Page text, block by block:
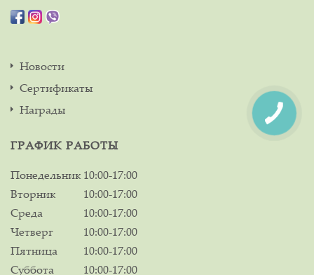
Новости
Сертификаты
Награды
ГРАФИК РАБОТЫ
Понедельник 10:00-17:00
Вторник
10:00-17:00
Среда
10:00-17:00
Четверг
10:00-17:00
Пятница
10:00-17:00
Суббота
10:00-17:00